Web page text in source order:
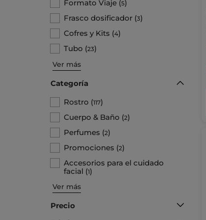
Formato Viaje (5)
Frasco dosificador (3)
Cofres y Kits (4)
Tubo (23)
Ver más
Categoría
Rostro (117)
Cuerpo & Baño (2)
Perfumes (2)
Promociones (2)
Accesorios para el cuidado
facial (1)
Ver más
Precio